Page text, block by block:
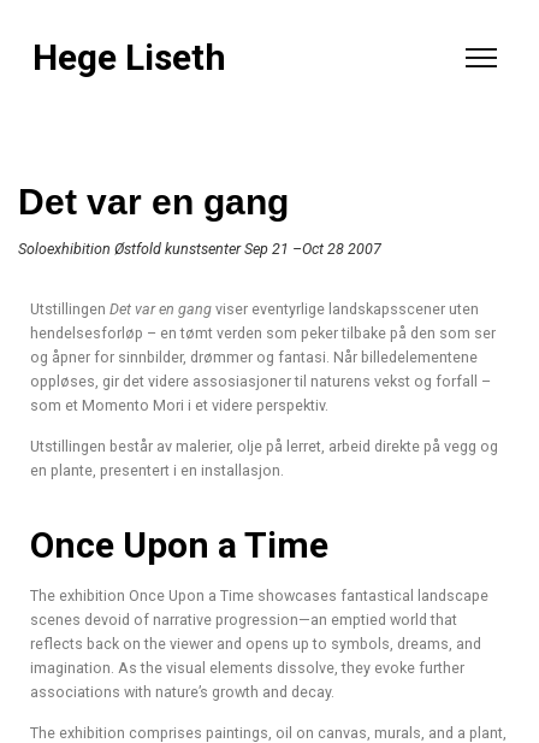
Hege Liseth
Det var en gang
Soloexhibition Østfold kunstsenter Sep 21 –Oct 28 2007
Utstillingen Det var en gang viser eventyrlige landskapsscener uten
hendelsesforløp – en tømt verden som peker tilbake på den som ser
og åpner for sinnbilder, drømmer og fantasi. Når billedelementene
oppløses, gir det videre assosiasjoner til naturens vekst og forfall –
som et Momento Mori i et videre perspektiv.
Utstillingen består av malerier, olje på lerret, arbeid direkte på vegg og
en plante, presentert i en installasjon.
Once Upon a Time
The exhibition Once Upon a Time showcases fantastical landscape
scenes devoid of narrative progression—an emptied world that
reflects back on the viewer and opens up to symbols, dreams, and
imagination. As the visual elements dissolve, they evoke further
associations with nature’s growth and decay.
The exhibition comprises paintings, oil on canvas, murals, and a plant,